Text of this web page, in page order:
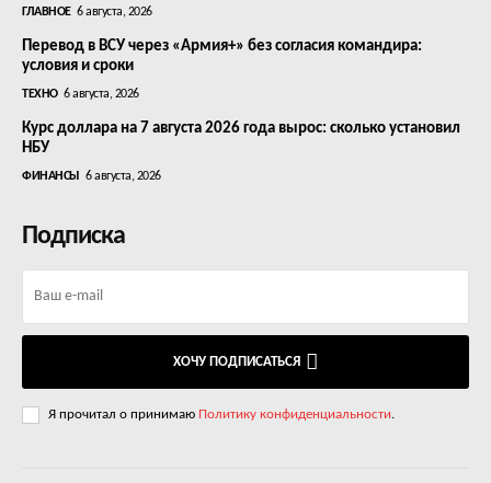
ГЛАВНОЕ 6 августа, 2026
Перевод в ВСУ через «Армия+» без согласия командира:
условия и сроки
ТЕХНО 6 августа, 2026
Курс доллара на 7 августа 2026 года вырос: сколько установил
НБУ
ФИНАНСЫ 6 августа, 2026
Подписка
ХОЧУ ПОДПИСАТЬСЯ
Я прочитал о принимаю Политику конфиденциальности.